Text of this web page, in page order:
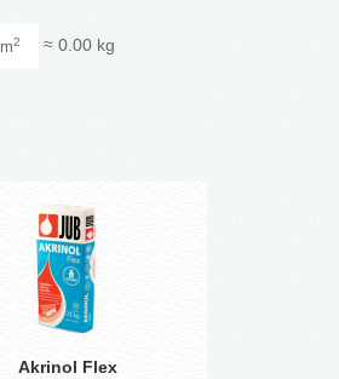
m2 ≈ 0.00 kg
Akrinol Flex